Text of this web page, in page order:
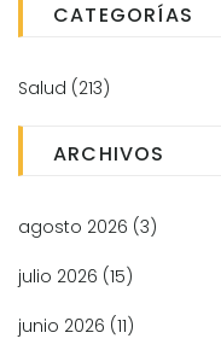
CATEGORÍAS
Salud (213)
ARCHIVOS
agosto 2026 (3)
julio 2026 (15)
junio 2026 (11)